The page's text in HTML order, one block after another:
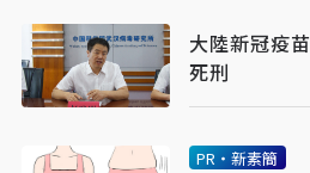
大陸新冠疫
死刑
PR・新素簡